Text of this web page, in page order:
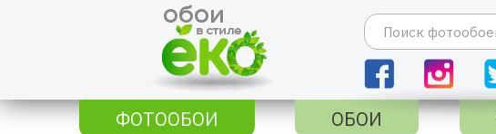
ФОТООБОИ
ОБОИ